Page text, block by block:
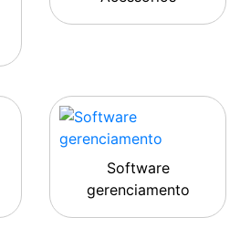
Software
gerenciamento